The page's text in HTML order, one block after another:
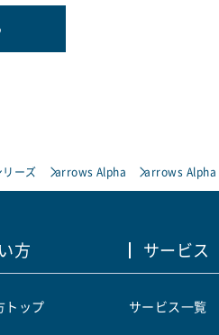
ーズ arrows Alpha arrows Alpha
方
トップ
サービス
サービス一覧